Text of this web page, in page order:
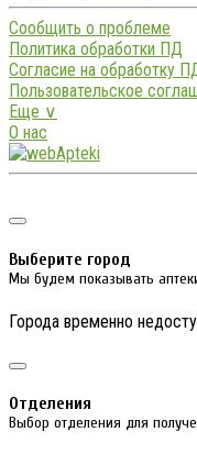
Сообщить о проблеме
Политика обработки ПД
Согласие на обработку
Пользовательское
Еще ∨
О нас
Выберите город
Мы будем показывать
Города временно
Отделения
Выбор отделения для